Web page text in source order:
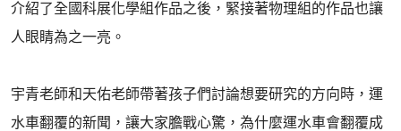
介紹了全國科展化學組作品之後，緊接著物理組的作品也讓
人眼睛為之一亮。
宇青老師和天佑老師帶著孩子們討論想要研究的方向時，運
水車翻覆的新聞，讓大家膽戰心驚，為什麼運水車會翻覆成